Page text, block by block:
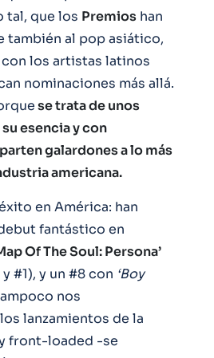
tal, que los Premios han
también al pop asiático,
los artistas latinos
nominaciones más allá.
se trata de unos
esencia y con
galardones a lo más
americana.
en América: han
fantástico en
Of The Soul: Persona’
#1), y un #8 con ‘Boy
nos
lanzamientos de la
front-loaded -se